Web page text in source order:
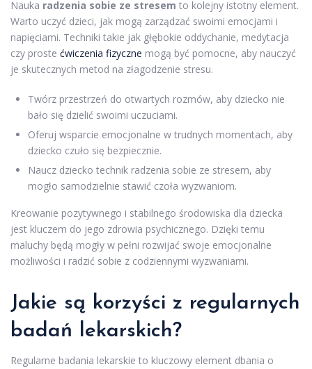
Nauka radzenia sobie ze stresem to kolejny istotny element.
Warto uczyć dzieci, jak mogą zarządzać swoimi emocjami i
napięciami. Techniki takie jak głębokie oddychanie, medytacja
czy proste ćwiczenia fizyczne mogą być pomocne, aby nauczyć
je skutecznych metod na złagodzenie stresu.
Twórz przestrzeń do otwartych rozmów, aby dziecko nie
bało się dzielić swoimi uczuciami.
Oferuj wsparcie emocjonalne w trudnych momentach, aby
dziecko czuło się bezpiecznie.
Naucz dziecko technik radzenia sobie ze stresem, aby
mogło samodzielnie stawić czoła wyzwaniom.
Kreowanie pozytywnego i stabilnego środowiska dla dziecka
jest kluczem do jego zdrowia psychicznego. Dzięki temu
maluchy będą mogły w pełni rozwijać swoje emocjonalne
możliwości i radzić sobie z codziennymi wyzwaniami.
Jakie są korzyści z regularnych
badań lekarskich?
Regularne badania lekarskie to kluczowy element dbania o